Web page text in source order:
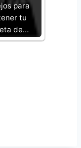
para
tu
de…